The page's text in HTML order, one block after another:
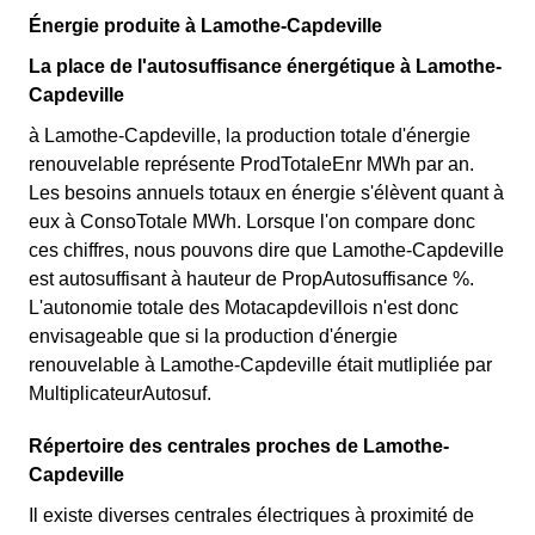
fournisseurs d'électricité en France et est accessible aux
Motacapdevillois éligibles. 💡🏠
22 jours, le prix de l'électricité est multiplié par quatre,
tandis que les autres jours de l'année, le prix est réduit
de 20% par rapport au tarif normal en à Lamothe-
Capdeville. ⚡💸
Énergie produite à Lamothe-Capdeville
La place de l'autosuffisance énergétique à Lamothe-
Capdeville
à Lamothe-Capdeville, la production totale d'énergie
renouvelable représente ProdTotaleEnr MWh par an.
Les besoins annuels totaux en énergie s'élèvent quant à
eux à ConsoTotale MWh. Lorsque l'on compare donc
ces chiffres, nous pouvons dire que Lamothe-Capdeville
est autosuffisant à hauteur de PropAutosuffisance %.
L'autonomie totale des Motacapdevillois n'est donc
envisageable que si la production d'énergie
renouvelable à Lamothe-Capdeville était mutlipliée par
MultiplicateurAutosuf.
Répertoire des centrales proches de Lamothe-
Capdeville
Il existe diverses centrales électriques à proximité de